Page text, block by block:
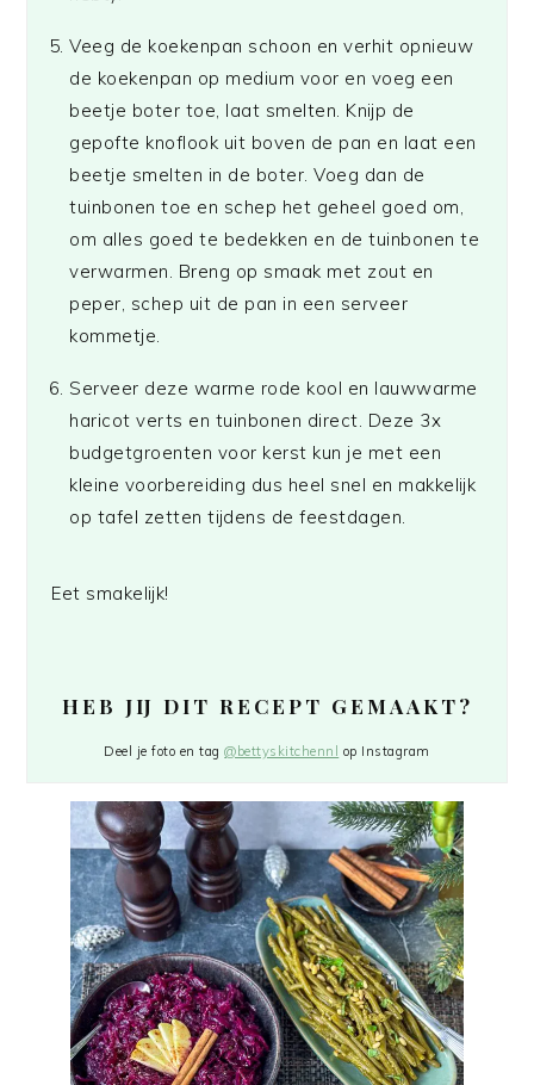
Veeg de koekenpan schoon en verhit opnieuw
de koekenpan op medium voor en voeg een
beetje boter toe, laat smelten. Knijp de
gepofte knoflook uit boven de pan en laat een
beetje smelten in de boter. Voeg dan de
tuinbonen toe en schep het geheel goed om,
om alles goed te bedekken en de tuinbonen te
verwarmen. Breng op smaak met zout en
peper, schep uit de pan in een serveer
kommetje.
Serveer deze warme rode kool en lauwwarme
haricot verts en tuinbonen direct. Deze 3x
budgetgroenten voor kerst kun je met een
kleine voorbereiding dus heel snel en makkelijk
op tafel zetten tijdens de feestdagen.
Eet smakelijk!
HEB JIJ DIT RECEPT GEMAAKT?
Deel je foto en tag@bettyskitchennl op Instagram